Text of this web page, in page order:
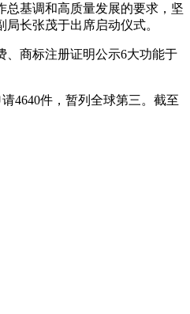
总基调和高质量发展的要求，坚
长张茂于出席启动仪式。
、商标注册证明公示6大功能于
4640件，暂列全球第三。截至